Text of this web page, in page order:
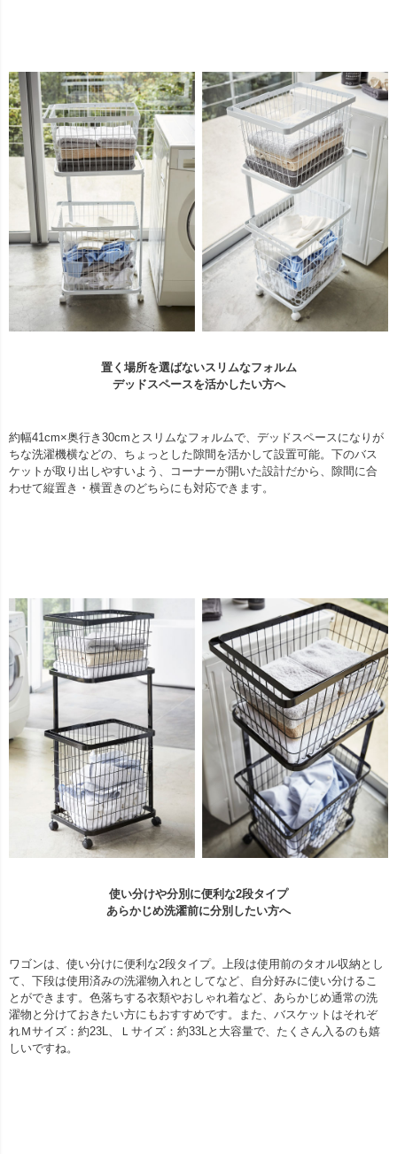
置く場所を選ばないスリムなフォルム
デッドスペースを活かしたい方へ
約幅41cm×奥行き30cmとスリムなフォルムで、デッドスペースになりが
ちな洗濯機横などの、ちょっとした隙間を活かして設置可能。下のバス
ケットが取り出しやすいよう、コーナーが開いた設計だから、隙間に合
わせて縦置き・横置きのどちらにも対応できます。
使い分けや分別に便利な2段タイプ
あらかじめ洗濯前に分別したい方へ
ワゴンは、使い分けに便利な2段タイプ。上段は使用前のタオル収納とし
て、下段は使用済みの洗濯物入れとしてなど、自分好みに使い分けるこ
とができます。色落ちする衣類やおしゃれ着など、あらかじめ通常の洗
濯物と分けておきたい方にもおすすめです。また、バスケットはそれぞ
れＭサイズ：約23L、Ｌサイズ：約33Lと大容量で、たくさん入るのも嬉
しいですね。